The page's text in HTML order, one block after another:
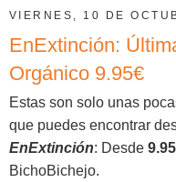
VIERNES, 10 DE
EnExtinción:
Orgánico 9.95€
Estas son solo unas
que puedes encontrar
EnExtinción: Desde
BichoBichejo.